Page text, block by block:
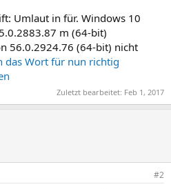
Umlaut in für. Windows 10
m (64-bit)
56.0.2924.76 (64-bit) nicht
das Wort für nun richtig
Zuletzt bearbeitet: Feb 1, 2017
#2